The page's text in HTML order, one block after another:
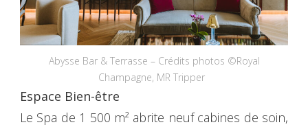
Abysse Bar & Terrasse – Crédits photos ©Royal
Champagne, MR Tripper
Espace Bien-être
Le Spa de 1 500 m² abrite neuf cabines de soin,